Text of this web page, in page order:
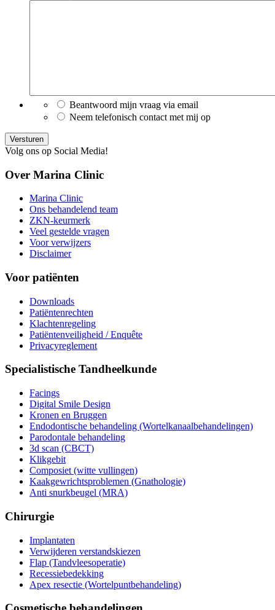
Beantwoord mijn vraag via email
Neem telefonisch contact met mij op
Versturen
Volg ons op Social Media!
Over Marina Clinic
Marina Clinic
Ons behandelend team
ZKN-keurmerk
Veel gestelde vragen
Voor verwijzers
Disclaimer
Voor patiënten
Downloads
Patiëntenrechten
Klachtenregeling
Patiëntenveiligheid / Enquête
Privacyreglement
Specialistische Tandheelkunde
Facings
Digital Smile Design
Kronen en Bruggen
Endodontische behandeling (Wortelkanaalbehandelingen)
Parodontale behandeling
3d scan (CBCT)
Klikgebit
Composiet (witte vullingen)
Kaakgewrichtsproblemen (Gnathologie)
Anti snurkbeugel (MRA)
Chirurgie
Implantaten
Verwijderen verstandskiezen
Flap (Tandvleesoperatie)
Recessiebedekking
Apex resectie (Wortelpuntbehandeling)